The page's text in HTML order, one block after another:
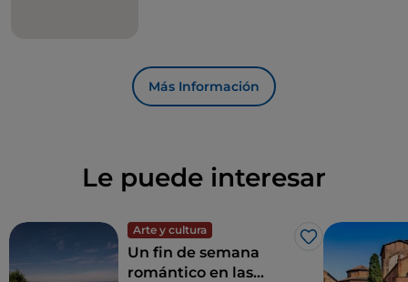
Más Información
Le puede interesar
Arte y cultura
Me gusta
Un fin de semana
romántico en las